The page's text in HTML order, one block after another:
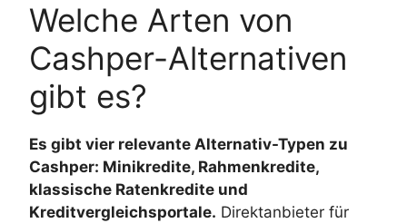
Welche Arten von
Cashper-Alternativen
gibt es?
Es gibt vier relevante Alternativ-Typen zu
Cashper: Minikredite, Rahmenkredite,
klassische Ratenkredite und
Kreditvergleichsportale. Direktanbieter für